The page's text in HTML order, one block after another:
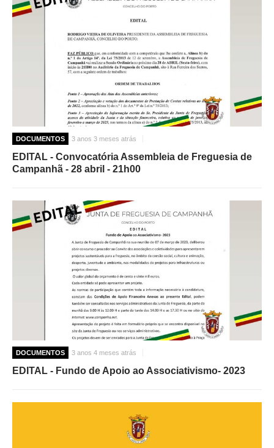
DOCUMENTOS 3 anos 3 meses atrás
EDITAL - Convocatória Assembleia de Freguesia de
Campanhã - 28 abril - 21h00
DOCUMENTOS 3 anos 4 meses atrás
EDITAL - Fundo de Apoio ao Associativismo- 2023